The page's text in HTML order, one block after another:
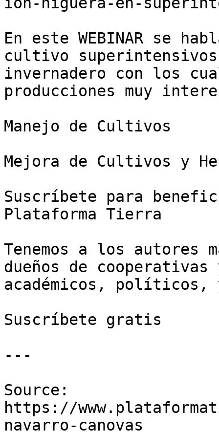
En este WEBINAR se
cultivo
invernadero con los
producciones muy
Manejo de Cultivos
Mejora de Cultivos y
Suscríbete para
Plataforma Tierra
Tenemos a los autores
dueños de cooperativas
académicos, políticos,
Suscríbete gratis
---
Source:
https://